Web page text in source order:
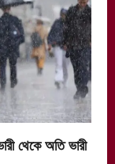
থেকে অতি ভারী